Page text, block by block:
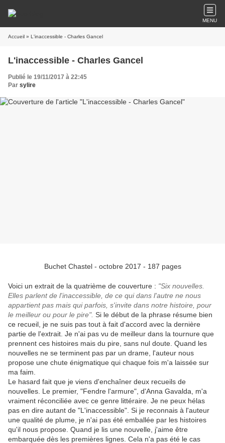
MENU
Accueil » L'inaccessible - Charles Gancel
L'inaccessible - Charles Gancel
Publié le 19/11/2017 à 22:45
Par sylire
Buchet Chastel - octobre 2017 - 187 pages
Voici un extrait de la quatrième de couverture : "Six nouvelles.
Elles parlent de l'inaccessible, de ce qui dans l'autre ne nous
appartient pas mais qui parfois, s'invite dans notre histoire, pour
le meilleur ou pour le pire". Si le début de la phrase résume bien
ce recueil, je ne suis pas tout à fait d'accord avec la dernière
partie de l'extrait. Je n'ai pas vu de meilleur dans la tournure que
prennent ces histoires mais du pire, sans nul doute. Quand les
nouvelles ne se terminent pas par un drame, l'auteur nous
propose une chute énigmatique qui chaque fois m'a laissée sur
ma faim.
Le hasard fait que je viens d'enchaîner deux recueils de
nouvelles. Le premier, "Fendre l'armure", d'Anna Gavalda, m'a
vraiment réconciliée avec ce genre littéraire. Je ne peux hélas
pas en dire autant de "L'inaccessible". Si je reconnais à l'auteur
une qualité de plume, je n'ai pas été emballée par les histoires
qu'il nous propose. Quand je lis une nouvelle, j'aime être
embarquée dès les premières lignes. Cela n'a pas été le cas